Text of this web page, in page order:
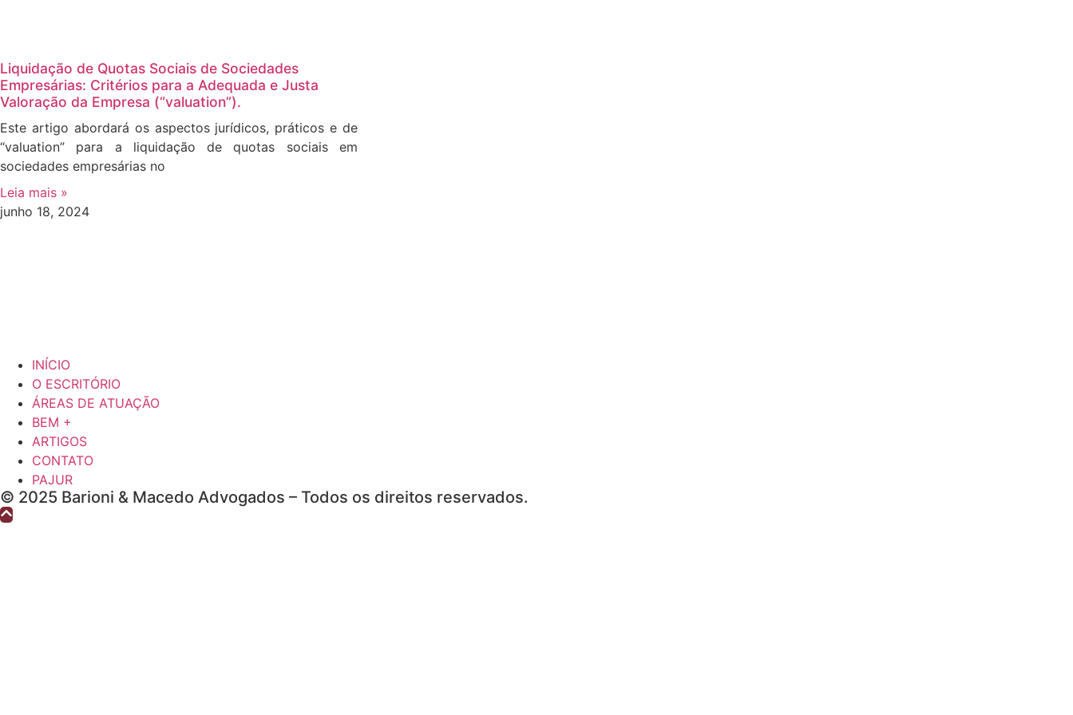
Liquidação de Quotas Sociais de Sociedades
Empresárias: Critérios para a Adequada e Justa
Valoração da Empresa (“valuation”).
Este artigo abordará os aspectos jurídicos, práticos e de
“valuation” para a liquidação de quotas sociais em
sociedades empresárias no
Leia mais »
junho 18, 2024
INÍCIO
O ESCRITÓRIO
ÁREAS DE ATUAÇÃO
BEM +
ARTIGOS
CONTATO
PAJUR
© 2025 Barioni & Macedo Advogados – Todos os direitos reservados.